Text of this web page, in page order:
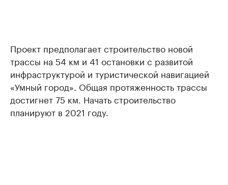
Проект предполагает строительство новой
трассы на 54 км и 41 остановки с развитой
инфраструктурой и туристической навигацией
«Умный город». Общая протяженность трассы
достигнет 75 км. Начать строительство
планируют в 2021 году.